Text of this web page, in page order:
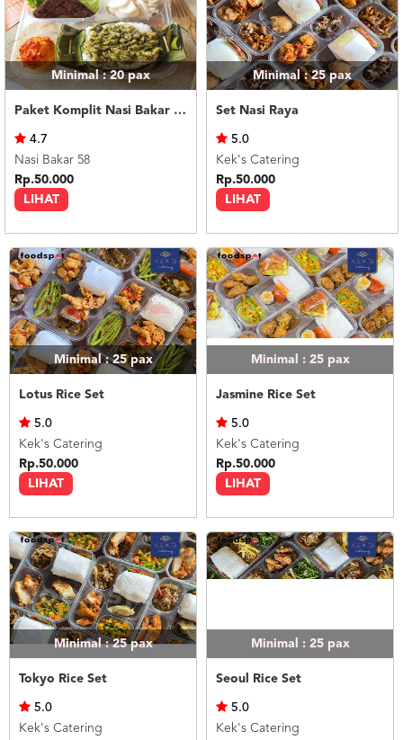
Minimal : 20pax
Paket Komplit Nasi Bakar Ayam Cabe Ijo
LIHAT
4.7
Nasi Bakar 58
Rp.50.000
Minimal : 25pax
Set Nasi Raya
LIHAT
5.0
Kek's Catering
Rp.50.000
Minimal : 25pax
Lotus Rice Set
LIHAT
5.0
Kek's Catering
Rp.50.000
Minimal : 25 pax
Jasmine Rice Set
LIHAT
5.0
Kek's Catering
Rp.50.000
Minimal : 25pax
Tokyo Rice Set
5.0
Kek's Catering
Minimal : 25 pax
Seoul Rice Set
5.0
Kek's Catering